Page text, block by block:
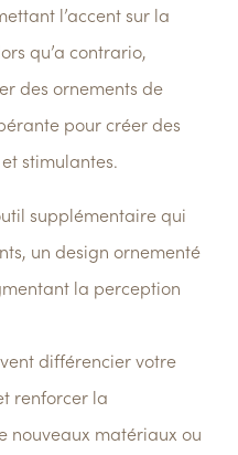
l’accent sur la
qu’a contrario,
des ornements de
pour créer des
stimulantes.
supplémentaire qui
, un design ornementé
la perception
différenciervotre
renforcer la
nouveaux matériaux ou